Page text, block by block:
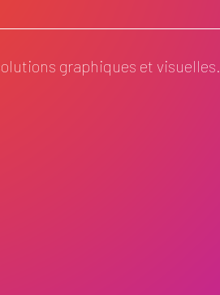
graphiques et visuelles.